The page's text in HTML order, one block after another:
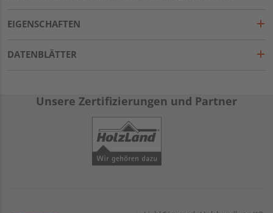
EIGENSCHAFTEN
DATENBLÄTTER
Unsere Zertifizierungen und Partner